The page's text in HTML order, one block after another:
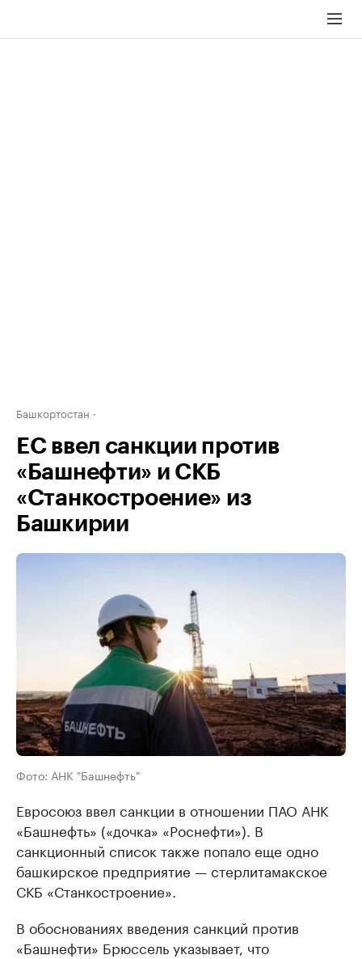
Башкортостан
ЕС ввел санкции против
«Башнефти» и СКБ
«Станкостроение» из
Башкирии
Фото: АНК "Башнефть"
Евросоюз ввел санкции в отношении ПАО АНК
«Башнефть» («дочка» «Роснефти»). В
санкционный список также попало еще одно
башкирское предприятие — стерлитамакское
СКБ «Станкостроение».
В обоснованиях введения санкций против
«Башнефти» Брюссель указывает, что